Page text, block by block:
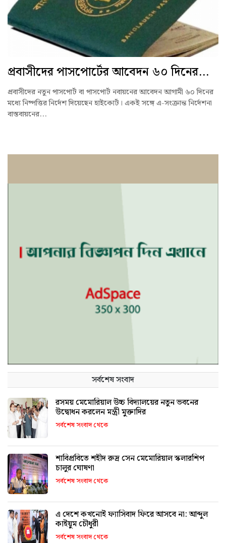
প্রবাসীদের পাসপোর্টের আবেদন ৬০ দিনের...
প্রবাসীদের নতুন পাসপোর্ট বা পাসপোর্ট নবায়নের আবেদন আগামী ৬০ দিনের
মধ্যে নিষ্পত্তির নির্দেশ দিয়েছেন হাইকোর্ট। একই সঙ্গে এ-সংক্রান্ত নির্দেশনা
বাস্তবায়নের...
সর্বশেষ সংবাদ
রসময় মেমোরিয়াল উচ্চ বিদ্যালয়ের নতুন ভবনের
উদ্বোধন করলেন মন্ত্রী মুক্তাদির
সর্বশেষ সংবাদ থেকে
শাবিপ্রবিতে শহীদ রুদ্র সেন মেমোরিয়াল স্কলারশিপ
চালুর ঘোষণা
সর্বশেষ সংবাদ থেকে
এ দেশে কখনোই ফ্যাসিবাদ ফিরে আসবে না: আব্দুল
কাইয়ুম চৌধুরী
সর্বশেষ সংবাদ থেকে